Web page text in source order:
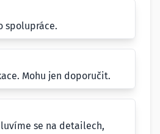
spolupráce.
Mohu jen doporučit.
se na detailech,